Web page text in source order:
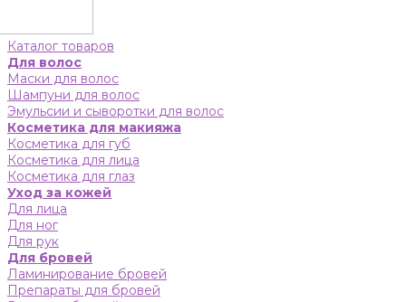
Каталог товаров
Для волос
Маски для волос
Шампуни для волос
Эмульсии и сыворотки для волос
Косметика для макияжа
Косметика для губ
Косметика для лица
Косметика для глаз
Уход за кожей
Для лица
Для ног
Для рук
Для бровей
Ламинирование бровей
Препараты для бровей